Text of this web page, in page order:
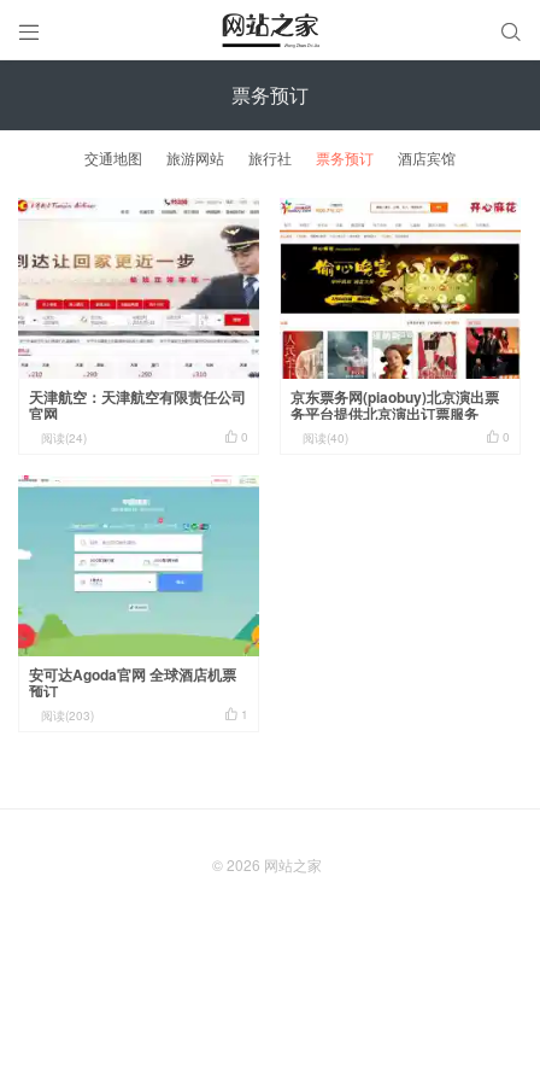
 
票务预订
交通地图 旅游网站 旅行社 票务预订 酒店宾馆
天津航空：天津航空有限责任公司
官网
 0
阅读(24)
京东票务网(piaobuy)北京演出票
务平台提供北京演出订票服务
 0
阅读(40)
安可达Agoda官网 全球酒店机票
预订
 1
阅读(203)
© 2026 网站之家